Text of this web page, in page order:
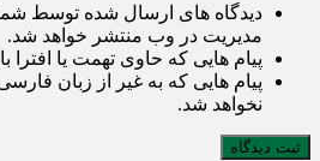
دیدگاه های ارسال شده توسط
مدیریت در وب منتشر خواهد شد.
پیام هایی که حاوی تهمت یا افترا
پیام هایی که به غیر از زبان
نخواهد شد.
ثبت دیدگاه